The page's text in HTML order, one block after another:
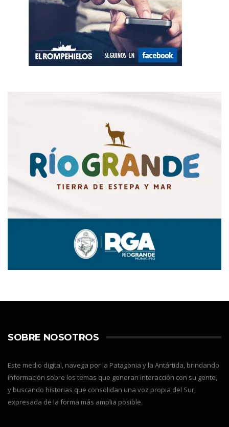
SOBRE NOSOTROS
Este medio digital, navega por la Patagonia y la Antártida, brindando
información sobre los temas que generan interacción con su gente,
y buscando historias que consolidan una voz propia del Sur,
expresada de la forma más amplia posible.